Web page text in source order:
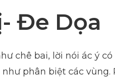
Đe Dọa
chê bai, lời nói ác ý
phân biệt các vùng.